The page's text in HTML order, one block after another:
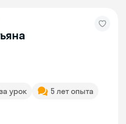
урок
5 лет опыта